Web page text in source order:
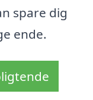
spare dig
ende.